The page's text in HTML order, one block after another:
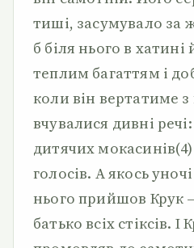
тиші, засумувало за
б біля нього в хатині
теплим багаттям і
коли він вертатиме
вчувалися дивні
дитячих
голосів. А якось
нього прийшов Крук
батько всіх стіксів. І